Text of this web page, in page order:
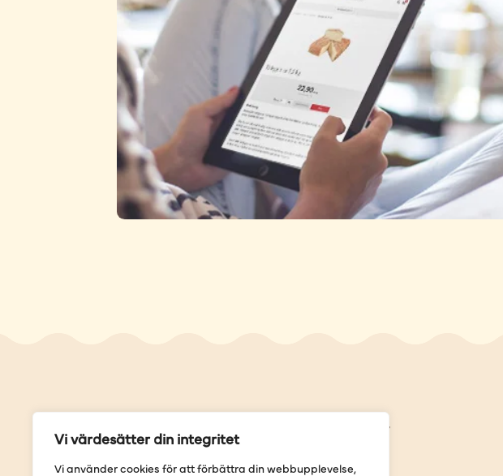
Vi värdesätter din integritet
Vi använder cookies för att förbättra din webbupplevelse,
Genvägar
Våra butiker